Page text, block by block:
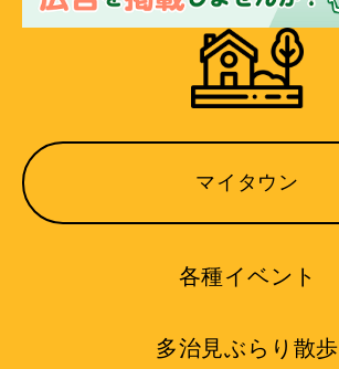
マイタウン
各種イベント
多治見ぶらり散歩